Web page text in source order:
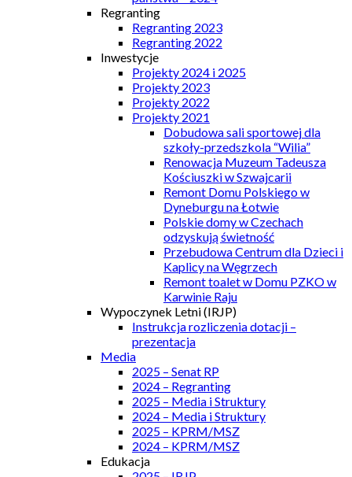
Regranting
Regranting 2023
Regranting 2022
Inwestycje
Projekty 2024 i 2025
Projekty 2023
Projekty 2022
Projekty 2021
Dobudowa sali sportowej dla
szkoły-przedszkola “Wilia”
Renowacja Muzeum Tadeusza
Kościuszki w Szwajcarii
Remont Domu Polskiego w
Dyneburgu na Łotwie
Polskie domy w Czechach
odzyskują świetność
Przebudowa Centrum dla Dzieci i
Kaplicy na Węgrzech
Remont toalet w Domu PZKO w
Karwinie Raju
Wypoczynek Letni (IRJP)
Instrukcja rozliczenia dotacji –
prezentacja
Media
2025 – Senat RP
2024 – Regranting
2025 – Media i Struktury
2024 – Media i Struktury
2025 – KPRM/MSZ
2024 – KPRM/MSZ
Edukacja